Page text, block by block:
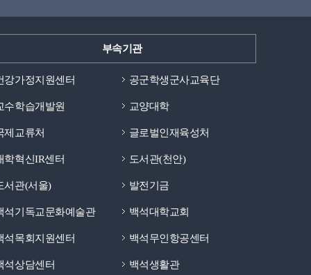
부속기관
강가정지원센터 공군학생군사교육단
수학습개발원 교양대학
제교류처 글로벌인재육성처
학혁신IR센터 도서관(천안)
서관(서울) 발전기금
석기독교문화예술관 백석대학교회
석목회지원센터 백석무인항공센터
석상담센터 백석생활관